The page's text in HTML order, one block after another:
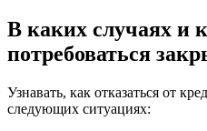
В каких случаях и
потребоваться
Узнавать, как отказаться от
следующих ситуациях: